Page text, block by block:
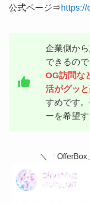
公式ページ⇒https://
企業側か
できるので
OG訪問な
活がグッ
すめです
ーを希望
＼ 「